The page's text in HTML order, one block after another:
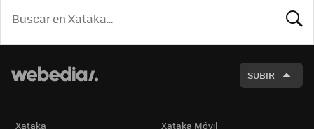
SUBIR
Xataka
Xataka Móvil